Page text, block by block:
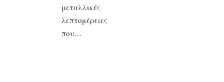
μεταλλικές
λεπτομέρειες
που…